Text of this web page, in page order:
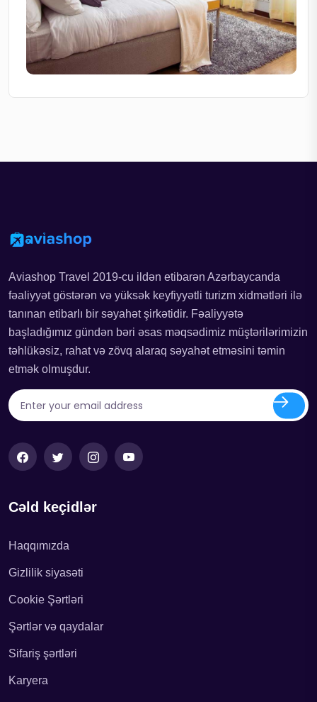
Aviashop Travel 2019-cu ildən etibarən Azərbaycanda
fəaliyyət göstərən və yüksək keyfiyyətli turizm xidmətləri ilə
tanınan etibarlı bir səyahət şirkətidir. Fəaliyyətə
başladığımız gündən bəri əsas məqsədimiz müştərilərimizin
təhlükəsiz, rahat və zövq alaraq səyahət etməsini təmin
etmək olmuşdur.
Cəld keçidlər
Haqqımızda
Gizlilik siyasəti
Cookie Şərtləri
Şərtlər və qaydalar
Sifariş şərtləri
Karyera